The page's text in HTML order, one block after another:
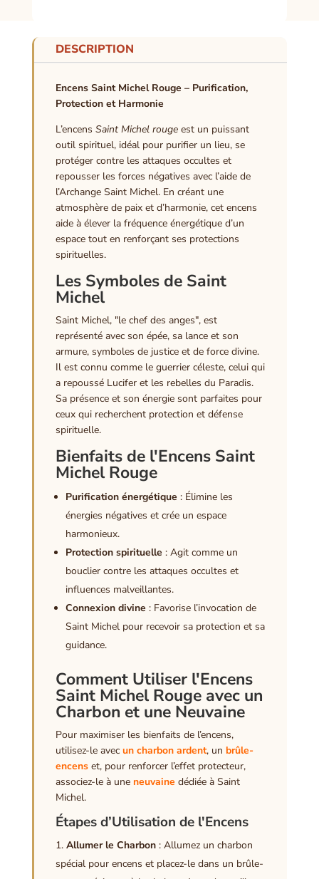
DESCRIPTION
Encens Saint Michel Rouge – Purification,
Protection et Harmonie
L’encens Saint Michel rougeest un puissant
outil spirituel, idéal pour purifier un lieu, se
protéger contre les attaques occultes et
repousser les forces négatives avec l’aide de
l’Archange Saint Michel. En créant une
atmosphère de paix et d’harmonie, cet encens
aide à élever la fréquence énergétique d’un
espace tout en renforçant ses protections
spirituelles.
Les Symboles de Saint
Michel
Saint Michel, "le chef des anges", est
représenté avec son épée, sa lance et son
armure, symboles de justice et de force divine.
Il est connu comme le guerrier céleste, celui qui
a repoussé Lucifer et les rebelles du Paradis.
Sa présence et son énergie sont parfaites pour
ceux qui recherchent protection et défense
spirituelle.
Bienfaits de l'Encens Saint
Michel Rouge
Purification énergétique : Élimine les
énergies négatives et crée un espace
harmonieux.
Protection spirituelle : Agit comme un
bouclier contre les attaques occultes et
influences malveillantes.
Connexion divine : Favorise l’invocation de
Saint Michel pour recevoir sa protection et sa
guidance.
Comment Utiliser l'Encens
Saint Michel Rouge avec un
Charbon et une Neuvaine
Pour maximiser les bienfaits de l’encens,
utilisez-le avec un charbon ardent, un brûle-
encenset, pour renforcer l’effet protecteur,
associez-le à une neuvaine dédiée à Saint
Michel.
Étapes d’Utilisation de l'Encens
Allumer le Charbon: Allumez un charbon
spécial pour encens et placez-le dans un brûle-